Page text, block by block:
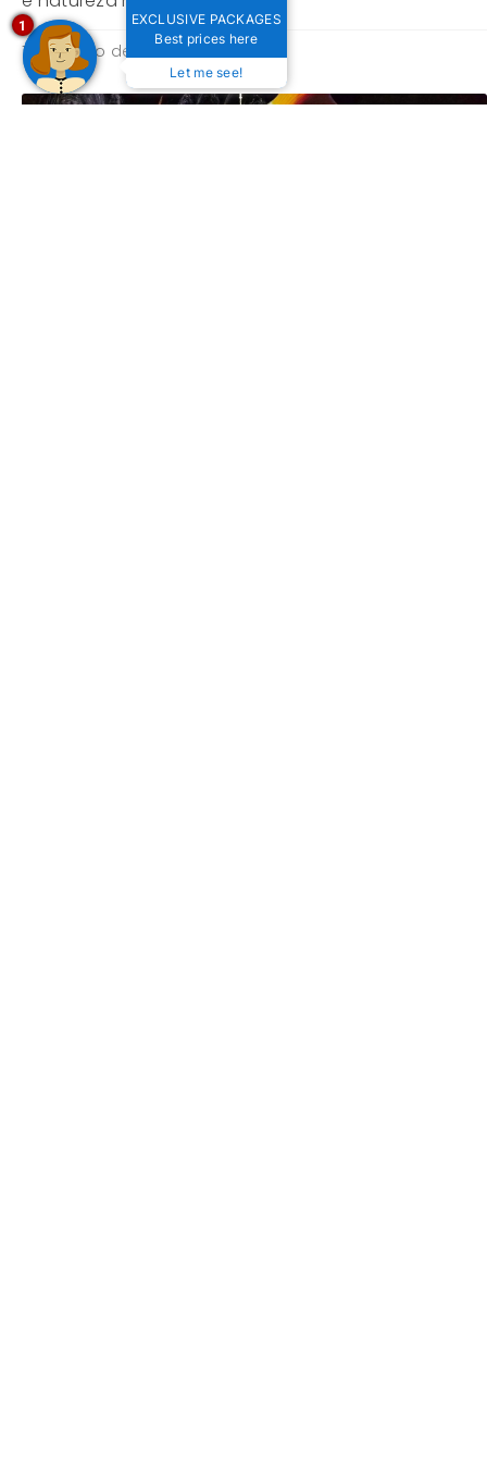
19 de julho de 2025
EXCLUSIVE PACKAGES
Best prices here
Let me see!
1